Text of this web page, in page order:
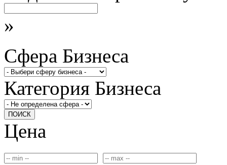
»
Сфера Бизнеса
Категория Бизнеса
ПОИСК
Цена